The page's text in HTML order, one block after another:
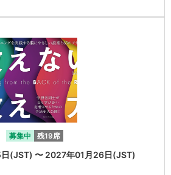
募集中 残19席
(JST) 〜 2027年01月26日(JST)